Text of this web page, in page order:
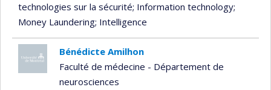
technologies sur la sécurité; Information technology;
Money Laundering; Intelligence
Bénédicte Amilhon
Faculté de médecine - Département de
neurosciences